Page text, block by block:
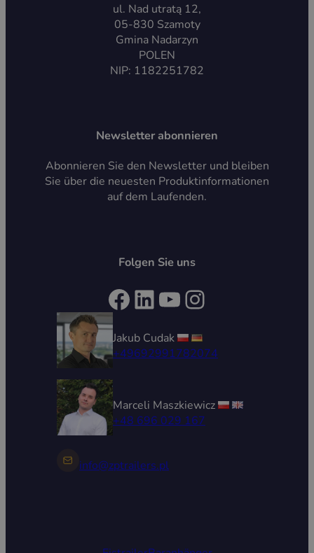
ul. Nad utratą 12,
05-830 Szamoty
Gmina Nadarzyn
POLEN
NIP: 1182251782
Newsletter abonnieren
Abonnieren Sie den Newsletter und bleiben
Sie über die neuesten Produktinformationen
auf dem Laufenden.
Folgen Sie uns
Facebook LinkedIn YouTube Instagram
Jakub Cudak
+49692991782074
Marceli Maszkiewicz
+48 696 029 167
info@zptrailers.pl